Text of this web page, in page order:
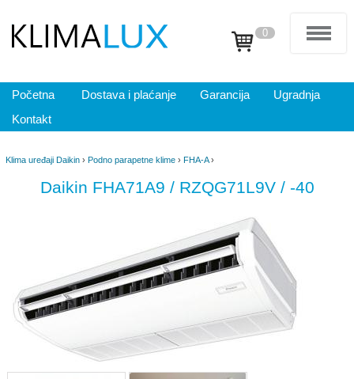
0
Početna Dostava i plaćanje Garancija
Ugradnja
Kontakt
Klima uređaji Daikin › Podno parapetne klime › FHA-A›
Daikin FHA71A9 / RZQG71L9V / -40